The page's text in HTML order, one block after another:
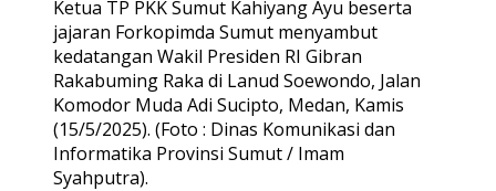
Ketua TP PKK Sumut Kahiyang Ayu beserta
jajaran Forkopimda Sumut menyambut
kedatangan Wakil Presiden RI Gibran
Rakabuming Raka di Lanud Soewondo, Jalan
Komodor Muda Adi Sucipto, Medan, Kamis
(15/5/2025). (Foto : Dinas Komunikasi dan
Informatika Provinsi Sumut / Imam
Syahputra).